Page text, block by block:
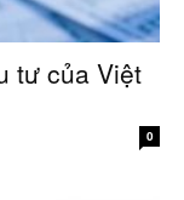
tư của Việt
0